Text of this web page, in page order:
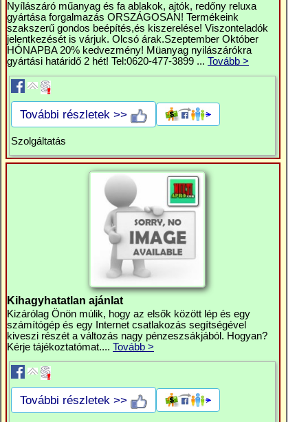
Nyílászáró műanyag és fa ablakok, ajtók, redőny reluxa
gyártása forgalmazás ORSZÁGOSAN! Termékeink
szakszerű gondos beépítés,és kiszerelése! Viszonteladók
jelentkezését is várjuk. Olcsó árak.Szeptember Október
HÓNAPBA 20% kedvezmény! Müanyag nyilászárókra
gyártási határidő 2 hét! Tel:0620-477-3899 ... Tovább >
További részletek >>
Szolgáltatás
Kihagyhatatlan ajánlat
Kizárólag Önön múlik, hogy az elsők között lép és egy
számítógép és egy Internet csatlakozás segítségével
kiveszi részét a változás nagy pénzeszsákjából. Hogyan?
Kérje tájékoztatómat.... Tovább >
További részletek >>